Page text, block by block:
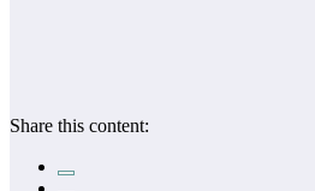
Share this content: